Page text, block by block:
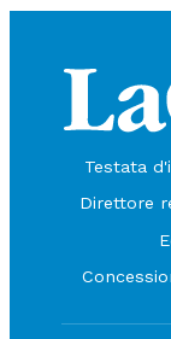
Testata
Direttore